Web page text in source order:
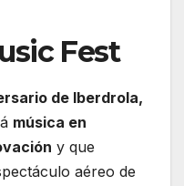
Fest
de Iberdrola,
música en
y que
aéreo de